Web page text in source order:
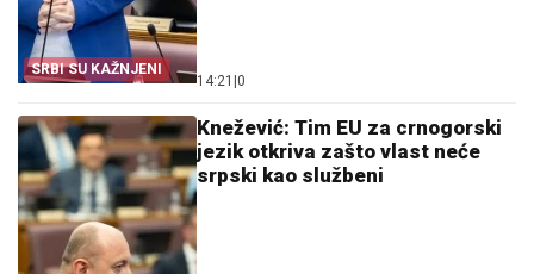
SRBI SU KAŽNJENI
14:21 0
Knežević: Tim EU za crnogorski
jezik otkriva zašto vlast neće
srpski kao službeni